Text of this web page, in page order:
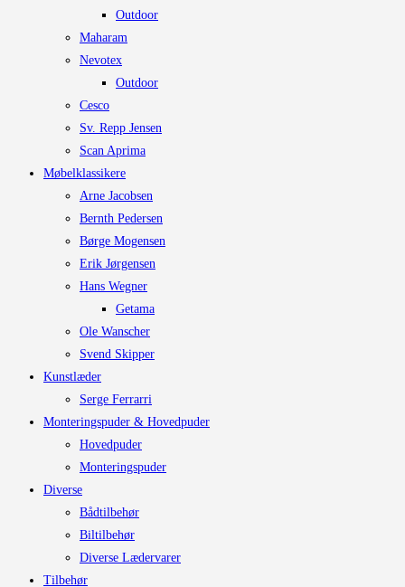
Outdoor
Maharam
Nevotex
Outdoor
Cesco
Sv. Repp Jensen
Scan Aprima
Møbelklassikere
Arne Jacobsen
Bernth Pedersen
Børge Mogensen
Erik Jørgensen
Hans Wegner
Getama
Ole Wanscher
Svend Skipper
Kunstlæder
Serge Ferrarri
Monteringspuder & Hovedpuder
Hovedpuder
Monteringspuder
Diverse
Bådtilbehør
Biltilbehør
Diverse Lædervarer
Tilbehør